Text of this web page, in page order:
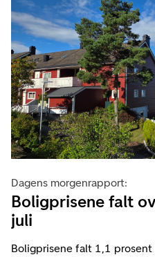
Dagens morgenrapport:
Boligprisene falt
juli
Boligprisene falt 1,1